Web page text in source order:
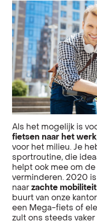
Als het mogelijk is
fietsen naar het werk
voor het milieu. Je
sportroutine, die
helpt ook mee om
verminderen. 2020
naar zachte mobiliteit
buurt van onze
een Mega-fiets of
zult ons steeds